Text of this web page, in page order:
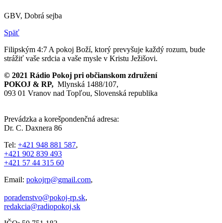
GBV, Dobrá sejba
Späť
Filipským 4:7 A pokoj Boží, ktorý prevyšuje každý rozum, bude
strážiť vaše srdcia a vaše mysle v Kristu Ježišovi.
© 2021 Rádio Pokoj pri občianskom združení
POKOJ & RP, Mlynská 1488/107,
093 01 Vranov nad Topľou, Slovenská republika
Prevádzka a korešpondenčná adresa:
Dr. C. Daxnera 86
Tel: +421 948 881 587,
+421 902 839 493
+421 57 44 315 60
Email: pokojrp@gmail.com,
poradenstvo@pokoj-rp.sk,
redakcia@radiopokoj.sk